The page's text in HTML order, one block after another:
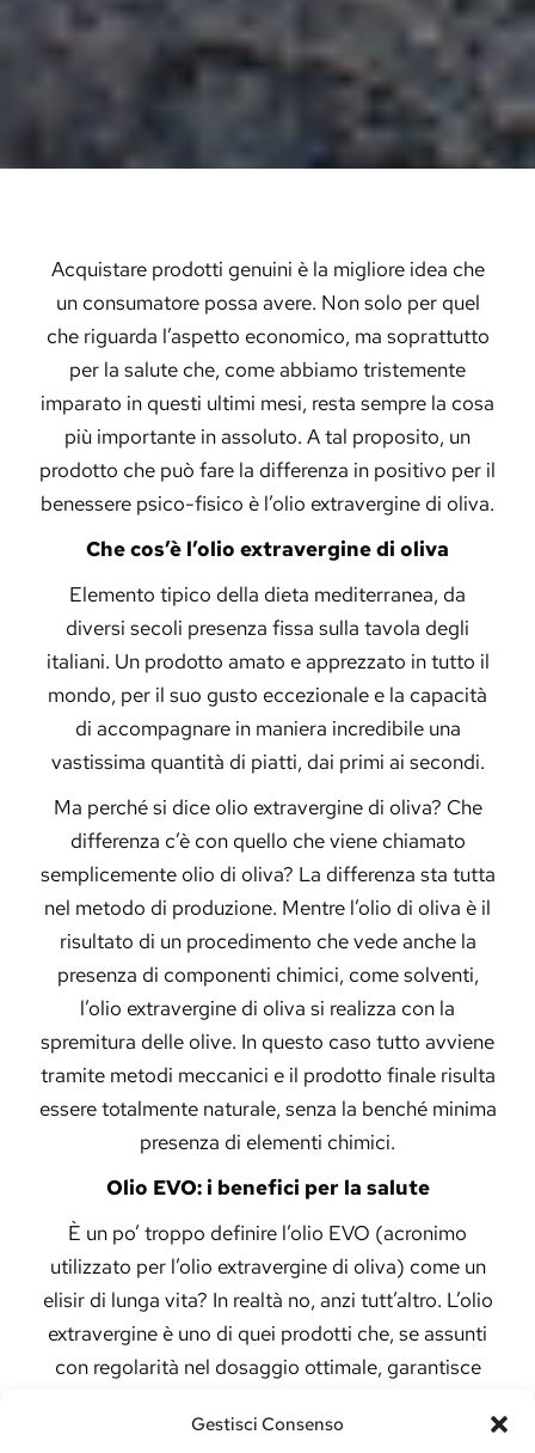
Gestisci Consenso
Acquistare prodotti genuini è la migliore idea che
un consumatore possa avere. Non solo per quel
che riguarda l’aspetto economico, ma soprattutto
per la salute che, come abbiamo tristemente
imparato in questi ultimi mesi, resta sempre la cosa
più importante in assoluto. A tal proposito, un
prodotto che può fare la differenza in positivo per il
benessere psico-fisico è l’olio extravergine di oliva.
Che cos’è l’olio extravergine di oliva
Elemento tipico della dieta mediterranea, da
diversi secoli presenza fissa sulla tavola degli
italiani. Un prodotto amato e apprezzato in tutto il
mondo, per il suo gusto eccezionale e la capacità
di accompagnare in maniera incredibile una
vastissima quantità di piatti, dai primi ai secondi.
Ma perché si dice olio extravergine di oliva? Che
differenza c’è con quello che viene chiamato
semplicemente olio di oliva? La differenza sta tutta
nel metodo di produzione. Mentre l’olio di oliva è il
risultato di un procedimento che vede anche la
presenza di componenti chimici, come solventi,
l’olio extravergine di oliva si realizza con la
spremitura delle olive. In questo caso tutto avviene
tramite metodi meccanici e il prodotto finale risulta
essere totalmente naturale, senza la benché minima
presenza di elementi chimici.
Olio EVO: i benefici per la salute
È un po’ troppo definire l’olio EVO (acronimo
utilizzato per l’olio extravergine di oliva) come un
elisir di lunga vita? In realtà no, anzi tutt’altro. L’olio
extravergine è uno di quei prodotti che, se assunti
con regolarità nel dosaggio ottimale, garantisce